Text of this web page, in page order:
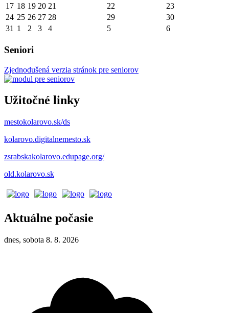
17 18 19 20 21 22
23
24 25 26 27 28 29
30
31 1 2 3 4 5 6
Seniori
Zjednodušená verzia stránok pre seniorov
Užitočné linky
mestokolarovo.sk/ds
kolarovo.digitalnemesto.sk
zsrabskakolarovo.edupage.org/
old.kolarovo.sk
Aktuálne počasie
dnes, sobota 8. 8. 2026